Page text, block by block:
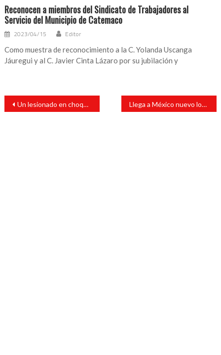
Reconocen a miembros del Sindicato de Trabajadores al
Servicio del Municipio de Catemaco
2023/04/15 Editor
Como muestra de reconocimiento a la C. Yolanda Uscanga
Jáuregui y al C. Javier Cinta Lázaro por su jubilación y
Navegación
entradas
Un lesionado en choque de motos Llega a México nuevo lote de vacunas anticovid de Pfizer